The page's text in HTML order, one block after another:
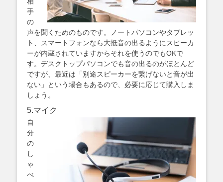
手
の
声を聞くためのものです。ノートパソコンやタブレッ
ト、スマートフォンなら大抵音の出るようにスピーカ
ーが内蔵されていますからそれを使うのでもOKで
す。デスクトップパソコンでも音の出るのがほとんど
ですが、最近は「別途スピーカーを繋げないと音が出
ない」という場合もあるので、必要に応じて購入しま
しょう。
5.マイク
自
分
の
し
ゃ
べ